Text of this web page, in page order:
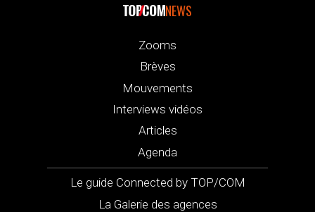
NEWS
Zooms
Brèves
Mouvements
Interviews vidéos
Articles
Agenda
Le guide Connected by TOP/COM
La Galerie des agences